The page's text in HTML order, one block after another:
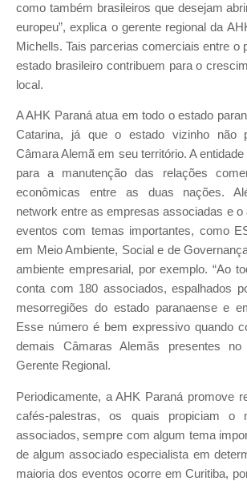
como também brasileiros que desejam
europeu”, explica o gerente regional da
Michells. Tais parcerias comerciais entre o
estado brasileiro contribuem para o
local.
A AHK Paraná atua em todo o estado
Catarina, já que o estado vizinho não
Câmara Alemã em seu território. A
para a manutenção das relações
econômicas entre as duas nações.
network entre as empresas associadas e
eventos com temas importantes, como
em Meio Ambiente, Social e de
ambiente empresarial, por exemplo. “Ao
conta com 180 associados, espalhados
mesorregiões do estado paranaense e
Esse número é bem expressivo quando
demais Câmaras Alemãs presentes
Gerente Regional.
Periodicamente, a AHK Paraná promove
cafés-palestras, os quais propiciam o
associados, sempre com algum tema
de algum associado especialista em
maioria dos eventos ocorre em Curitiba,